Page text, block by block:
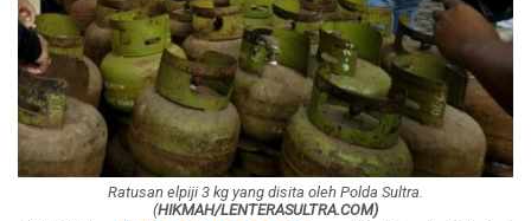
Ratusan elpiji 3 kg yang disita oleh Polda Sultra.
(HIKMAH/LENTERASULTRA.COM)